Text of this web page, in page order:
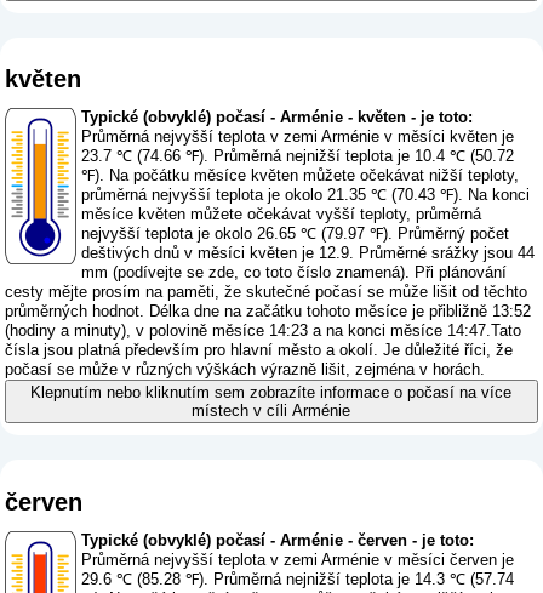
květen
Typické (obvyklé) počasí - Arménie - květen - je toto:
Průměrná nejvyšší teplota v zemi Arménie v měsíci květen je
23.7 ℃ (74.66 ℉). Průměrná nejnižší teplota je 10.4 ℃ (50.72
℉). Na počátku měsíce květen můžete očekávat nižší teploty,
průměrná nejvyšší teplota je okolo 21.35 ℃ (70.43 ℉). Na konci
měsíce květen můžete očekávat vyšší teploty, průměrná
nejvyšší teplota je okolo 26.65 ℃ (79.97 ℉). Průměrný počet
deštivých dnů v měsíci květen je 12.9. Průměrné srážky jsou 44
mm (podívejte se zde, co toto číslo znamená). Při plánování
cesty mějte prosím na paměti, že skutečné počasí se může lišit od těchto
průměrných hodnot. Délka dne na začátku tohoto měsíce je přibližně 13:52
(hodiny a minuty), v polovině měsíce 14:23 a na konci měsíce 14:47.Tato
čísla jsou platná především pro hlavní město a okolí. Je důležité říci, že
počasí se může v různých výškách výrazně lišit, zejména v horách.
Klepnutím nebo kliknutím sem zobrazíte informace o počasí na více
místech v cíli Arménie
červen
Typické (obvyklé) počasí - Arménie - červen - je toto:
Průměrná nejvyšší teplota v zemi Arménie v měsíci červen je
29.6 ℃ (85.28 ℉). Průměrná nejnižší teplota je 14.3 ℃ (57.74